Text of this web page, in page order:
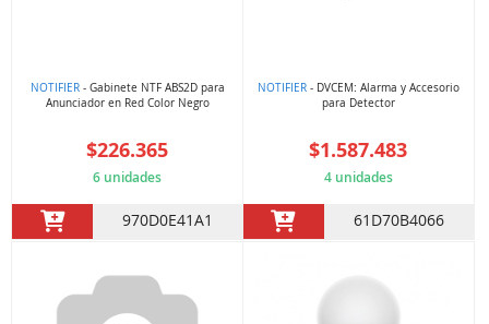
NOTIFIER- Gabinete NTF ABS2D para
Anunciador en Red Color Negro
$226.365
6 unidades
970D0E41A1
NOTIFIER- DVCEM: Alarma y Accesorio
para Detector
$1.587.483
4 unidades
61D70B4066